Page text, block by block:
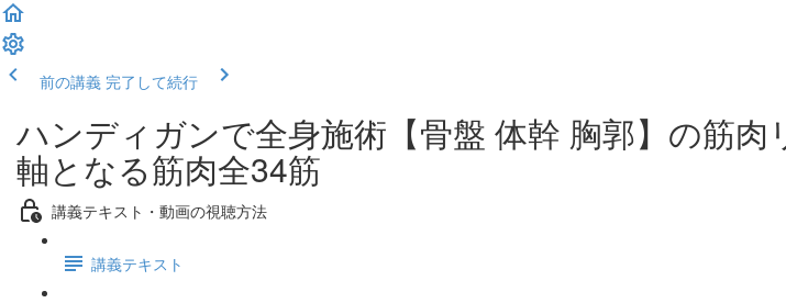
前の講義 完了して続行
ハンディガンで全身施術【骨盤 体幹 胸郭】の筋
軸となる筋肉全34筋
講義テキスト・動画の視聴方法
講義テキスト